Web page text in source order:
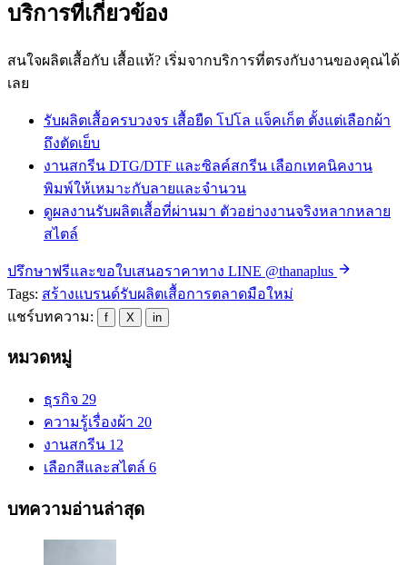
บริการที่เกี่ยวข้อง
สนใจผลิตเสื้อกับ เสื้อแท้? เริ่มจากบริการที่ตรงกับงานของคุณได้
เลย
รับผลิตเสื้อครบวงจร เสื้อยืด โปโล แจ็คเก็ต ตั้งแต่เลือกผ้า
ถึงตัดเย็บ
งานสกรีน DTG/DTF และซิลค์สกรีน เลือกเทคนิคงาน
พิมพ์ให้เหมาะกับลายและจำนวน
ดูผลงานรับผลิตเสื้อที่ผ่านมา ตัวอย่างงานจริงหลากหลาย
สไตล์
ปรึกษาฟรีและขอใบเสนอราคาทาง LINE @thanaplus
Tags: สร้างแบรนด์รับผลิตเสื้อการตลาดมือใหม่
แชร์บทความ:
f X in
หมวดหมู่
ธุรกิจ 29
ความรู้เรื่องผ้า 20
งานสกรีน 12
เลือกสีและสไตล์ 6
บทความอ่านล่าสุด